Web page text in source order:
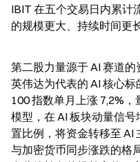
IBIT 在五个交易日内累计
的规模更大、持续时间更长
第二股力量源于 AI 赛道
英伟达为代表的 AI 核心
100 指数单月上涨 7,2%
模型，在 AI 板块动量信
置比例，将资金转移至 AI
与加密货币同步涨跌的格